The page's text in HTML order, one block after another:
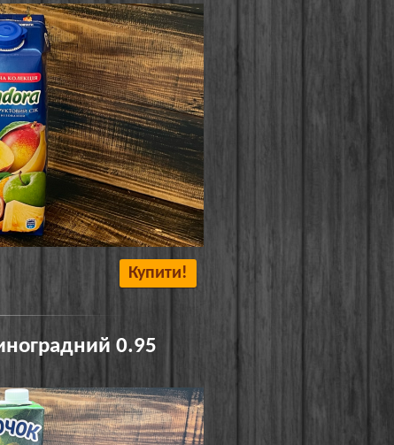
Купити!
0.95